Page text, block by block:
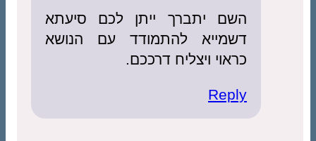
השם יתברך ייתן לכם סיעתא
דשמייא להתמודד עם הנושא
כראוי ויצליח דרככם.
Reply